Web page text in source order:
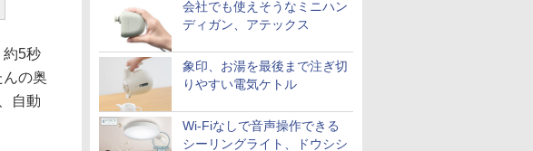
会社でも使えそうなミニハン
ディガン、アテックス
象印、お湯を最後まで注ぎ切
りやすい電気ケトル
Wi-Fiなしで音声操作できる
シーリングライト、ドウシシ
約5秒
の奥
自動